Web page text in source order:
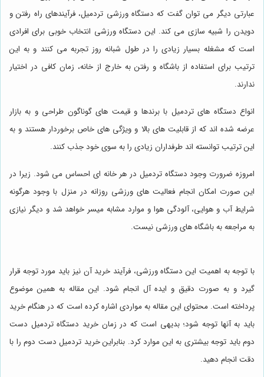
عبارتی دیگر می توان گفت که دستگاه ورزشی تردمیل، فرآیندهای راه رفتن و
دویدن را شبیه سازی می کند. این دستگاه ورزشی انتخاب خوبی برای افرادی
است که مشغله بسیار زیادی را در طول شبانه روز تجربه می کنند و به این
ترتیب برای استفاده از باشگاه و رفتن به خارج از خانه، زمان کافی در اختیار
ندارند.
انواع دستگاه های تردمیل با برندها و قیمت های گوناگون طراحی و به بازار
عرضه شده اند که از قابلیت های بالا و ویژگی های خاص برخوردار هستند و به
این ترتیب توانسته اند طرفداران زیادی را به سوی خود جذب کنند.
امروزه ضرورت وجود دستگاه تردمیل در هر خانه ای احساس می شود. زیرا در
این صورت امکان انجام فعالیت های ورزشی روزانه در منزل با وجود هرگونه
شرایط آب و هوایی، آلودگی هوا و موارد مشابه میسر خواهد شد و دیگر نیازی
به مراجعه به باشگاه های ورزشی نیست.
با توجه به اهمیت این دستگاه ورزشی، فرآیند خرید آن نیز باید مورد توجه قرار
گیرد و به صورت دقیق و ایده آل انجام شود. این مقاله به همین موضوع
پرداخته است. محتوای این مقاله به مواردی اشاره کرده است که در هنگام خرید
باید به آنها توجه شود؛ بدیهی است که در زمان خرید دستگاه تردمیل دست
دوم باید توجه بیشتری به این موارد کرد. بنابراین خرید تردمیل دست دوم را با
دقت انجام دهید.